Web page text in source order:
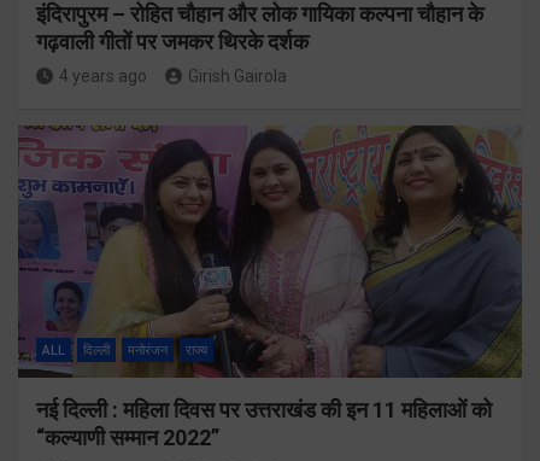
इंदिरापुरम – रोहित चौहान और लोक गायिका कल्पना चौहान के
गढ़वाली गीतों पर जमकर थिरके दर्शक
4 years ago Girish Gairola
ALL दिल्ली मनोरंजन राज्य
नई दिल्ली : महिला दिवस पर उत्तराखंड की इन 11 महिलाओं को
“कल्याणी सम्मान 2022”